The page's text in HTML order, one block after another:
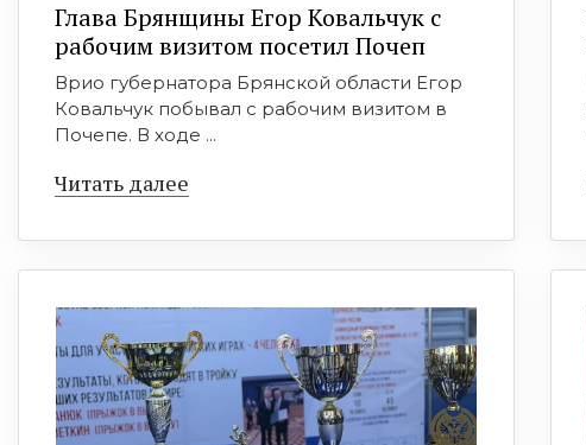
Глава Брянщины Егор Ковальчук с
рабочим визитом посетил Почеп
Врио губернатора Брянской области Егор
Ковальчук побывал с рабочим визитом в
Почепе. В ходе ...
Читать далее